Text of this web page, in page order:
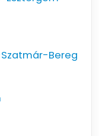
Bereg